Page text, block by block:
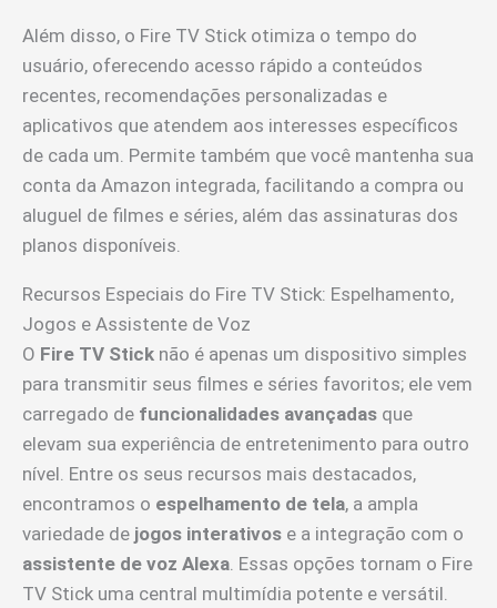
Além disso, o Fire TV Stick otimiza o tempo do
usuário, oferecendo acesso rápido a conteúdos
recentes, recomendações personalizadas e
aplicativos que atendem aos interesses específicos
de cada um. Permite também que você mantenha sua
conta da Amazon integrada, facilitando a compra ou
aluguel de filmes e séries, além das assinaturas dos
planos disponíveis.
Recursos Especiais do Fire TV Stick: Espelhamento,
Jogos e Assistente de Voz
O Fire TV Stick não é apenas um dispositivo simples
para transmitir seus filmes e séries favoritos; ele vem
carregado de funcionalidades avançadas que
elevam sua experiência de entretenimento para outro
nível. Entre os seus recursos mais destacados,
encontramos o espelhamento de tela, a ampla
variedade de jogos interativos e a integração com o
assistente de voz Alexa. Essas opções tornam o Fire
TV Stick uma central multimídia potente e versátil.